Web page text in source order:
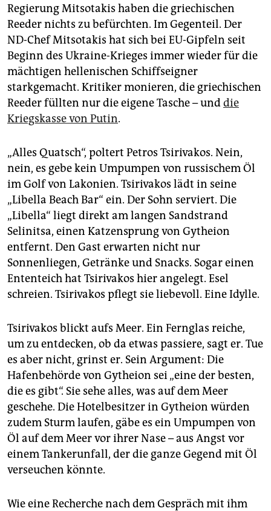
Regierung Mitsotakis haben die griechischen
Reeder nichts zu befürchten. Im Gegenteil. Der
ND-Chef Mitsotakis hat sich bei EU-Gipfeln seit
Beginn des Ukraine-Krieges immer wieder für die
mächtigen hellenischen Schiffseigner
starkgemacht. Kritiker monieren, die griechischen
Reeder füllten nur die eigene Tasche – unddie
Kriegskasse von Putin.
„Alles Quatsch“, poltert Petros Tsirivakos. Nein,
nein, es gebe kein Umpumpen von russischem Öl
im Golf von Lakonien. Tsirivakos lädt in seine
„Libella Beach Bar“ ein. Der Sohn serviert. Die
„Libella“ liegt direkt am langen Sandstrand
Selinitsa, einen Katzensprung von Gytheion
entfernt. Den Gast erwarten nicht nur
Sonnenliegen, Getränke und Snacks. Sogar einen
Ententeich hat Tsirivakos hier angelegt. Esel
schreien. Tsirivakos pflegt sie liebevoll. Eine Idylle.
Tsirivakos blickt aufs Meer. Ein Fernglas reiche,
um zu entdecken, ob da etwas passiere, sagt er. Tue
es aber nicht, grinst er. Sein Argument: Die
Hafenbehörde von Gytheion sei „eine der besten,
die es gibt“. Sie sehe alles, was auf dem Meer
geschehe. Die Hotelbesitzer in Gytheion würden
zudem Sturm laufen, gäbe es ein Umpumpen von
Öl auf dem Meer vor ihrer Nase – aus Angst vor
einem Tankerunfall, der die ganze Gegend mit Öl
verseuchen könnte.
Wie eine Recherche nach dem Gespräch mit ihm